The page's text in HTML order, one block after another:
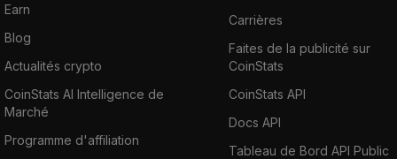
Earn
Blog
Actualités crypto
CoinStats AI Intelligence de
Marché
Programme d'affiliation
Carrières
Faites de la publicité sur
CoinStats
CoinStats API
Docs API
Tableau de Bord API Public